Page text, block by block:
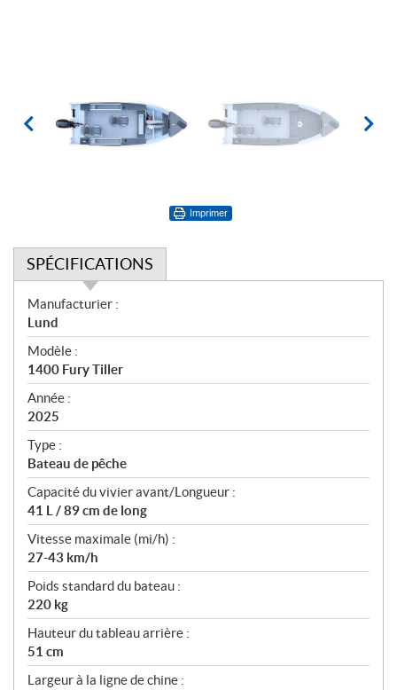
Imprimer
SPÉCIFICATIONS
S
p
é
c
i
f
i
c
a
t
i
o
n
s
Manufacturier :
Lund
Modèle :
1400 Fury Tiller
Année :
2025
Type :
Bateau de pêche
Capacité du vivier avant/Longueur :
41 L / 89 cm de long
Vitesse maximale (mi/h) :
27-43 km/h
Poids standard du bateau :
220 kg
Hauteur du tableau arrière :
51 cm
Largeur à la ligne de chine :